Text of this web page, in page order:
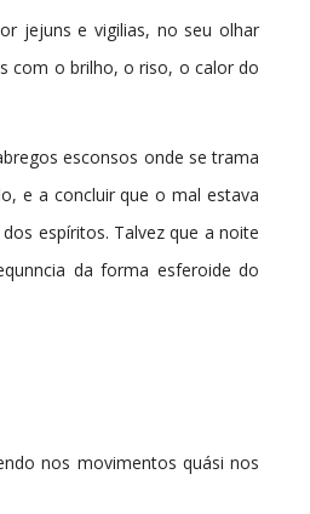
jejuns e vigilias, no seu olhar
com o brilho, o riso, o calor do
esconsos onde se trama
e a concluir que o mal estava
espíritos. Talvez que a noite
da forma esferoide do
nos movimentos quási nos